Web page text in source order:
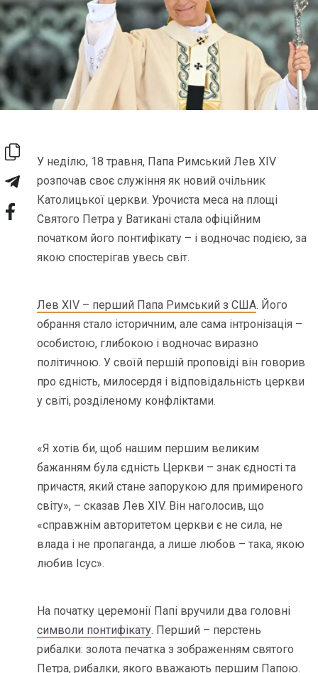
У неділю, 18 травня, Папа Римський Лев XIV
розпочав своє служіння як новий очільник
Католицької церкви. Урочиста меса на площі
Святого Петра у Ватикані стала офіційним
початком його понтифікату – і водночас подією, за
якою спостерігав увесь світ.
Лев XIV – перший Папа Римський з США. Його
обрання стало історичним, але сама інтронізація –
особистою, глибокою і водночас виразно
політичною. У своїй першій проповіді він говорив
про єдність, милосердя і відповідальність церкви
у світі, розділеному конфліктами.
«Я хотів би, щоб нашим першим великим
бажанням була єдність Церкви – знак єдності та
причастя, який стане запорукою для примиреного
світу», – сказав Лев XIV. Він наголосив, що
«справжнім авторитетом церкви є не сила, не
влада і не пропаганда, а лише любов – така, якою
любив Ісус».
На початку церемонії Папі вручили два головні
символи понтифікату. Перший – перстень
рибалки: золота печатка з зображенням святого
Петра, рибалки, якого вважають першим Папою.